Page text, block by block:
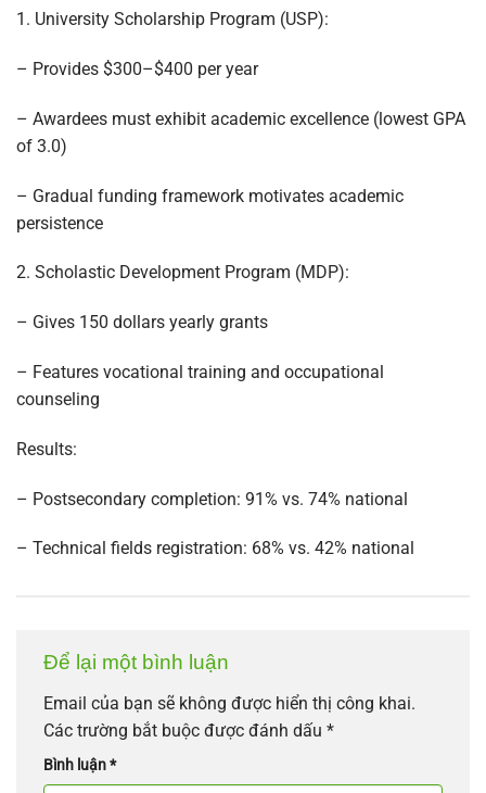
1. University Scholarship Program (USP):
– Provides $300–$400 per year
– Awardees must exhibit academic excellence (lowest GPA
of 3.0)
– Gradual funding framework motivates academic
persistence
2. Scholastic Development Program (MDP):
– Gives 150 dollars yearly grants
– Features vocational training and occupational
counseling
Results:
– Postsecondary completion: 91% vs. 74% national
– Technical fields registration: 68% vs. 42% national
Để lại một bình luận
Email của bạn sẽ không được hiển thị công khai.
Các trường bắt buộc được đánh dấu *
Bình luận*